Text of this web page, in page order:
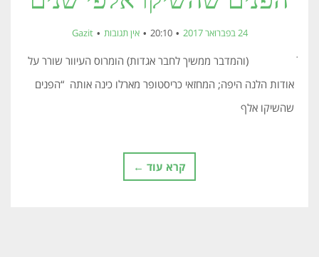
24 בפברואר 2017 20:10 אין תגובות Gazit
ׁׁ (והמדבר ממשיך לחבר אגדות) הומרוס העיוור שורר על
אודות הלנה היפה; המחזאי כריסטופר מארלו כינה אותה “הפנים
שהשיקו אלף
קרא עוד ←